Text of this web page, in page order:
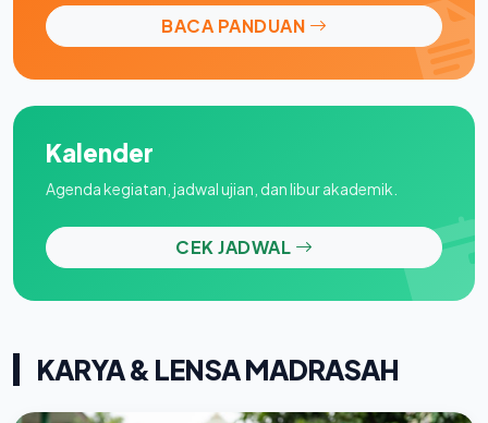
BACA PANDUAN
Kalender
Agenda kegiatan, jadwal ujian, dan libur akademik.
CEK JADWAL
KARYA & LENSA MADRASAH